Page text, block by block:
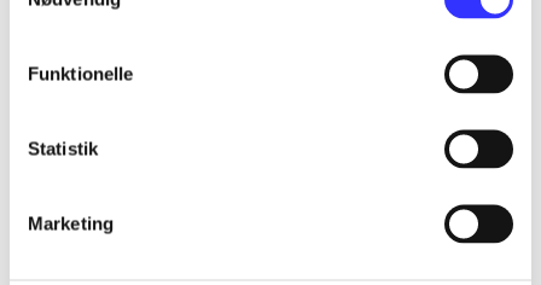
Funktionelle
Statistik
Marketing
...
...